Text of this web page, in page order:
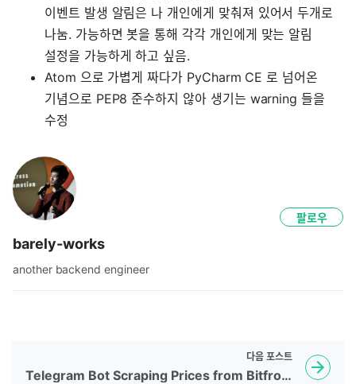
이벤트 발생 알림은 나 개인에게 맞춰져 있어서 두개로
나눔. 가능하면 봇을 통해 각각 개인에게 맞는 알림
설정을 가능하게 하고 싶음.
Atom 으로 가볍게 짜다가 PyCharm CE 로 넘어온
기념으로 PEP8 준수하지 않아 생기는 warning 들을
수정
barely-works
another backend engineer
팔로우
다음 포스트
Telegram Bot Scraping Prices from Bitfront in Python